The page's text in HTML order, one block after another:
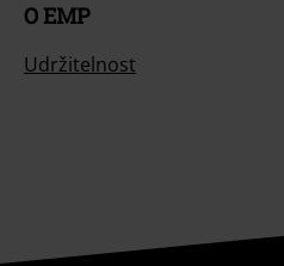
O EMP
Udržitelnost